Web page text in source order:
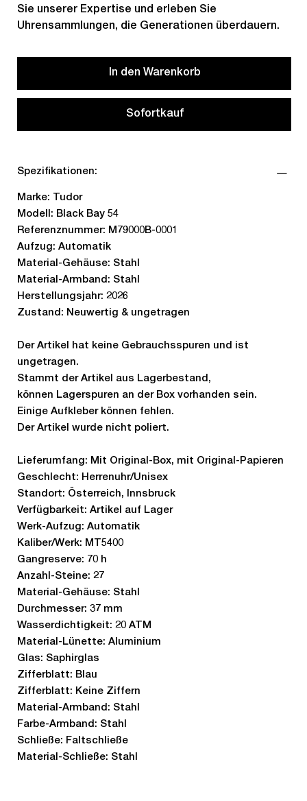
Sie unserer Expertise und erleben Sie
Uhrensammlungen, die Generationen überdauern.
In den Warenkorb
Sofortkauf
Spezifikationen:
Marke: Tudor
Modell: Black Bay 54
Referenznummer: M79000B-0001
Aufzug: Automatik
Material-Gehäuse: Stahl
Material-Armband: Stahl
Herstellungsjahr: 2026
Zustand: Neuwertig & ungetragen
Der Artikel hat keine Gebrauchsspuren und ist
ungetragen.
Stammt der Artikel aus Lagerbestand,
können Lagerspuren an der Box vorhanden sein.
Einige Aufkleber können fehlen.
Der Artikel wurde nicht poliert.
Lieferumfang: Mit Original-Box, mit Original-Papieren
Geschlecht: Herrenuhr/Unisex
Standort: Österreich, Innsbruck
Verfügbarkeit: Artikel auf Lager
Werk-Aufzug: Automatik
Kaliber/Werk: MT5400
Gangreserve: 70 h
Anzahl-Steine: 27
Material-Gehäuse: Stahl
Durchmesser: 37 mm
Wasserdichtigkeit: 20 ATM
Material-Lünette: Aluminium
Glas: Saphirglas
Zifferblatt: Blau
Zifferblatt: Keine Ziffern
Material-Armband: Stahl
Farbe-Armband: Stahl
Schließe: Faltschließe
Material-Schließe: Stahl